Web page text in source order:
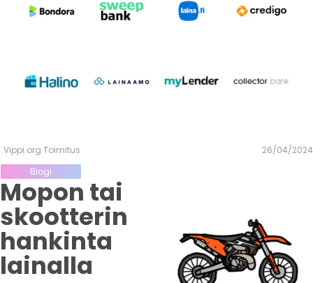
Vippi.org Toimitus
26/04/2024
Blogi
Mopon tai
skootterin
hankinta
lainalla